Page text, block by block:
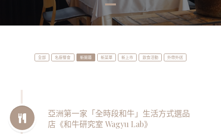
全部 名廚餐會 新開幕 新菜單 新上市 飲食活動 外帶外送
亞洲第一家「全時段和牛」生活方式選品
店《和牛研究室 Wagyu Lab》